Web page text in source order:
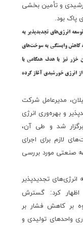
و تأمین بخشی
پاک بود.
انرژی‌های تجدیدپذیر به
کاهش وابستگی به سوخت‌های
خزر نیز با هدف همگامی با
انرژی خورشیدی آغاز کرده
مدیرعامل شرکت
و بهره‌وری انرژی
شد و طی آن،
لازم برای اجرای
صنعتی مورد بررسی
تجدیدپذیر
اظهار کرد: گسترش
بر کاهش فشار بر
واحدهای تولیدی و